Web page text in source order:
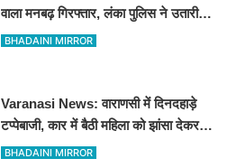
वाला मनबढ़ गिरफ्तार, लंका पुलिस ने उतारी
हीरोपंती
BHADAINI MIRROR
Varanasi News: वाराणसी में दिनदहाड़े
टप्पेबाजी, कार में बैठी महिला को झांसा देकर 5
लाख रुपये से भरा बैग उड़ाया
BHADAINI MIRROR